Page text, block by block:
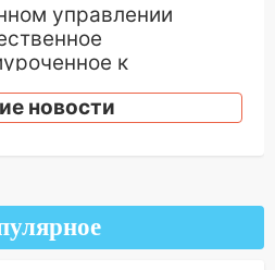
управлении
к
сотрудника органов
Федерации
область стала
новости